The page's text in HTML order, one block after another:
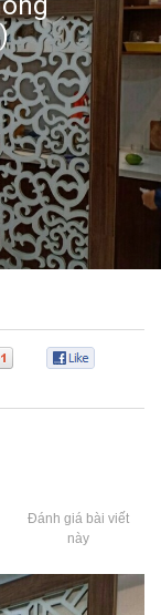
Đánh giá bài viết
này